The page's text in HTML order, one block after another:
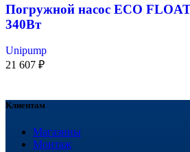
Погружной насос ECO
340Вт
Unipump
21 607 ₽
Клиентам
Магазины
Монтаж